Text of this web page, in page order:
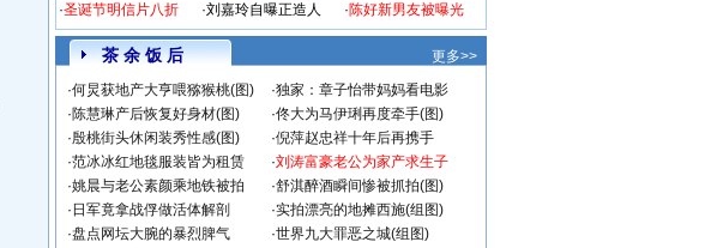
·圣诞节明信片八折
·刘嘉玲自曝正造人
·陈好新男友被曝光
茶 余 饭 后
更多>>
·何炅获地产大亨喂猕猴桃(图) ·独家：章子怡带妈妈看电影
·陈慧琳产后恢复好身材(图) ·佟大为马伊琍再度牵手(图)
·殷桃街头休闲装秀性感(图) ·倪萍赵忠祥十年后再携手
·范冰冰红地毯服装皆为租赁 ·刘涛富豪老公为家产求生子
·姚晨与老公素颜乘地铁被拍 ·舒淇醉酒瞬间惨被抓拍(图)
· 日军竟拿战俘做活体解剖 ·实拍漂亮的地摊西施(组图)
·盘点网坛大腕的暴烈脾气 ·世界九大罪恶之城(组图)